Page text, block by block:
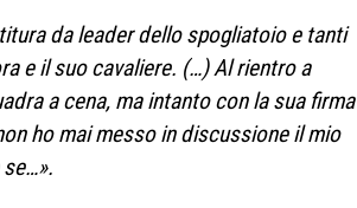
da leader dello spogliatoio e tanti
e il suo cavaliere. (…) Al rientro a
a cena, ma intanto con la sua firma
ho mai messo in discussione il mio